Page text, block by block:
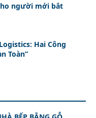
người mới bắt
Hai Công
Toàn”